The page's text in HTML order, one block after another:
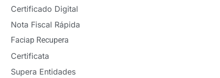
Certificado Digital
Nota Fiscal Rápida
Faciap Recupera
Certificata
Supera Entidades